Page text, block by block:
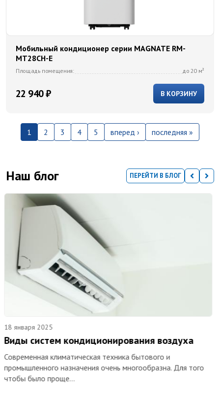
Мобильный кондиционер cерии MAGNATE RM-
MT28CH-E
Площадь помещения: до 20 м²
В КОРЗИНУ
22 940 ₽
Текущая страница
1 Страница
2 Страница
3 Страница
4 Страница
5 Следующая страница
вперед › Последняя
последняя »
Наш блог ПЕРЕЙТИ В БЛОГ
18 января 2025
Объект: частный дом в Подольском районе
Московской области
В нашу организацию обратился Заказчик с задачей
выполнить систему кондиционирования загородного дома